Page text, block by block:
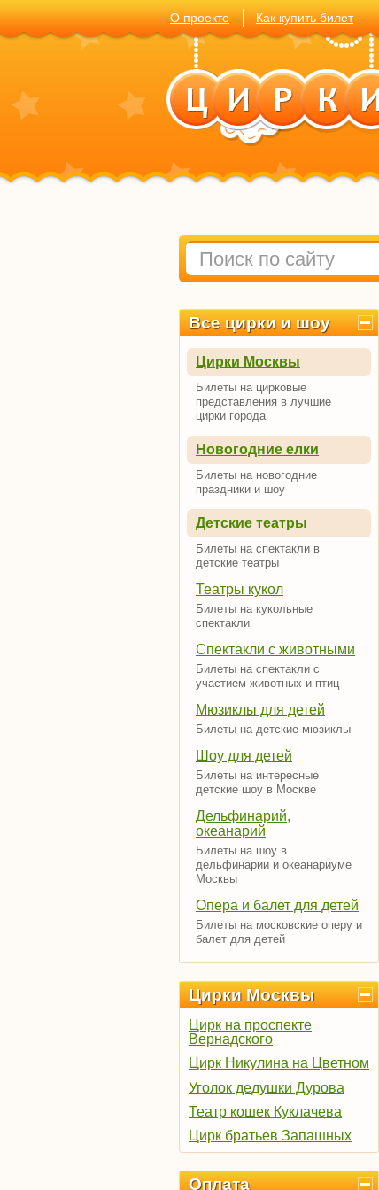
О проекте Как купить билет
Все цирки и шоу
Цирки Москвы
Билеты на цирковые
представления в лучшие
цирки города
Новогодние елки
Билеты на новогодние
праздники и шоу
Детские театры
Билеты на спектакли в
детские театры
Театры кукол
Билеты на кукольные
спектакли
Спектакли с животными
Билеты на спектакли с
участием животных и птиц
Мюзиклы для детей
Билеты на детские мюзиклы
Шоу для детей
Билеты на интересные
детские шоу в Москве
Дельфинарий,
океанарий
Билеты на шоу в
дельфинарии и океанариуме
Москвы
Опера и балет для детей
Билеты на московские оперу и
балет для детей
Цирки Москвы
Цирк на проспекте
Вернадского
Цирк Никулина на Цветном
Уголок дедушки Дурова
Театр кошек Куклачева
Цирк братьев Запашных
Оплата